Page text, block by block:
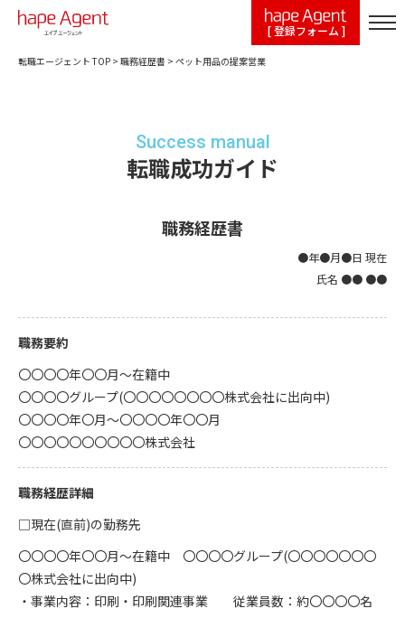
[ 登録フォーム ]
転職エージェント TOP > 職務経歴書 > ペット用品の提案営業
Success manual
転職成功ガイド
職務経歴書
●年●月●日 現在
氏名 ●● ●●
職務要約
〇〇〇〇年〇〇月～在籍中
〇〇〇〇グループ(〇〇〇〇〇〇〇〇株式会社に出向中)
〇〇〇〇年〇月～〇〇〇〇年〇〇月
〇〇〇〇〇〇〇〇〇〇株式会社
職務経歴詳細
□現在(直前)の勤務先
〇〇〇〇年〇〇月～在籍中 〇〇〇〇グループ(〇〇〇〇〇〇〇
〇株式会社に出向中)
・事業内容：印刷・印刷関連事業 従業員数：約〇〇〇〇名